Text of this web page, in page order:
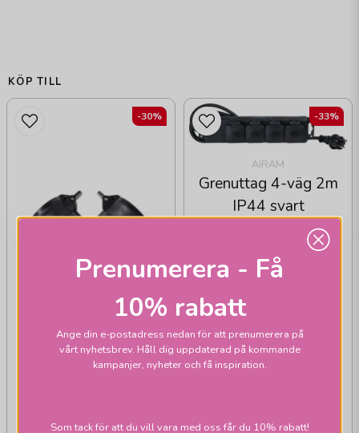
KÖP TILL
Förgreningskontakt Y
-30%
AIRAM
Grenuttag 4-väg 2m
IP44 svart
-33%
Prenumerera - Få
10% rabatt
Ange din e-postadress nedan för att prenumerera på
vårt nyhetsbrev. Håll dig uppdaterad på kommande
kampanjer, nyheter och få inspiration.
Som tack för att du vill vara med oss får du 10% rabatt!